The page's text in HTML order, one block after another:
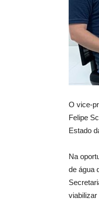
O vice-
Felipe
Estado
Na
de água
viabilizar